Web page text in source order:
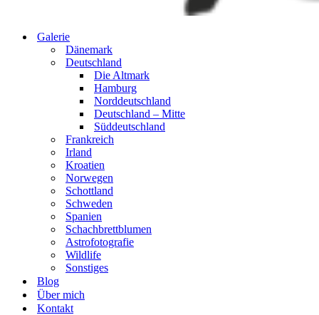
Galerie
Dänemark
Deutschland
Die Altmark
Hamburg
Norddeutschland
Deutschland – Mitte
Süddeutschland
Frankreich
Irland
Kroatien
Norwegen
Schottland
Schweden
Spanien
Schachbrettblumen
Astrofotografie
Wildlife
Sonstiges
Blog
Über mich
Kontakt